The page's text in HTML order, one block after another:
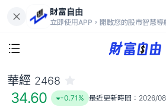
財富自由
立即使用APP，開啟您的股市智慧導
34.60
-0.71%
華經 2468
34.60 -0.71% 最近更新時間： 2026/